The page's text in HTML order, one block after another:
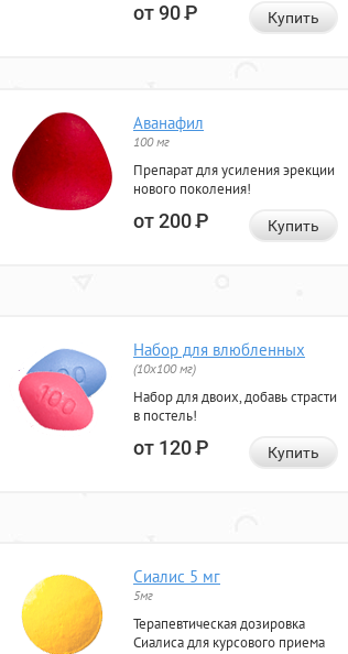
от 90Р Купить
Аванафил
100 мг
Препарат для усиления эрекции
нового поколения!
от 200Р Купить
Набор для влюбленных
(10х100 мг)
Набор для двоих, добавь страсти
в постель!
от 120Р Купить
Сиалис 5 мг
5мг
Терапевтическая дозировка
Сиалиса для курсового приема